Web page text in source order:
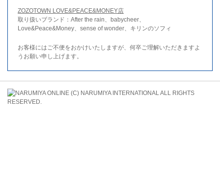
ZOZOTOWN LOVE&PEACE&MONEY店
取り扱いブランド：After the rain、babycheer、
Love&Peace&Money、sense of wonder、キリンのソフィ
お客様にはご不便をおかけいたしますが、何卒ご理解いただきますよ
うお願い申し上げます。